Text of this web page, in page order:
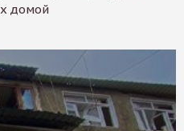
домой